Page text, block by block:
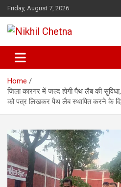
Skip
to
content
Friday, August 7, 2026
Nikhil Chetna
Home
जिला कारगर में जल्द होगी पैथ लैब की
को पत्र लिखकर पैथ लैब स्थापित करने के